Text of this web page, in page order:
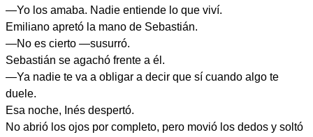
—Yo los amaba. Nadie entiende lo que viví.
Emiliano apretó la mano de Sebastián.
—No es cierto —susurró.
Sebastián se agachó frente a él.
—Ya nadie te va a obligar a decir que sí cuando algo te
duele.
Esa noche, Inés despertó.
No abrió los ojos por completo, pero movió los dedos y soltó